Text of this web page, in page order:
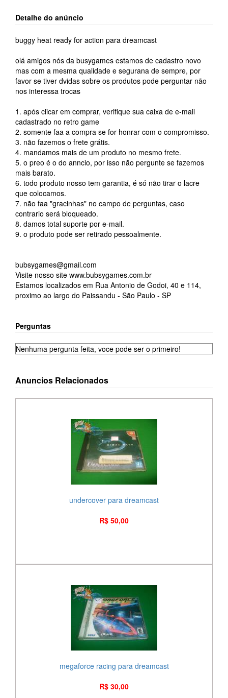
Detalhe do anúncio
buggy heat ready for action para dreamcast
olá amigos nós da busygames estamos de cadastro novo
mas com a mesma qualidade e segurana de sempre, por
favor se tiver dvidas sobre os produtos pode perguntar não
nos interessa trocas
1. após clicar em comprar, verifique sua caixa de e-mail
cadastrado no retro game
2. somente faa a compra se for honrar com o compromisso.
3. não fazemos o frete grátis.
4. mandamos mais de um produto no mesmo frete.
5. o preo é o do anncio, por isso não pergunte se fazemos
mais barato.
6. todo produto nosso tem garantia, é só não tirar o lacre
que colocamos.
7. não faa "gracinhas" no campo de perguntas, caso
contrario será bloqueado.
8. damos total suporte por e-mail.
9. o produto pode ser retirado pessoalmente.
bubsygames@gmail.com
Visite nosso site www.bubsygames.com.br
Estamos localizados em Rua Antonio de Godoi, 40 e 114,
proximo ao largo do Paissandu - São Paulo - SP
Perguntas
Nenhuma pergunta feita, voce pode ser o primeiro!
Anuncios Relacionados
undercover para dreamcast
R$ 50,00
megaforce racing para dreamcast
R$ 30,00